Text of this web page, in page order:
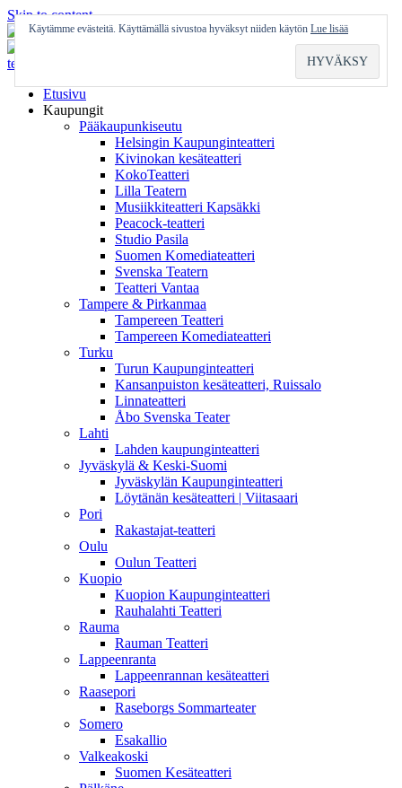
Skip to content
Etusivu
Kaupungit
Pääkaupunkiseutu
Helsingin Kaupunginteatteri
Kivinokan kesäteatteri
KokoTeatteri
Lilla Teatern
Musiikkiteatteri Kapsäkki
Peacock-teatteri
Studio Pasila
Suomen Komediateatteri
Svenska Teatern
Teatteri Vantaa
Tampere & Pirkanmaa
Tampereen Teatteri
Tampereen Komediateatteri
Turku
Turun Kaupunginteatteri
Kansanpuiston kesäteatteri, Ruissalo
Linnateatteri
Åbo Svenska Teater
Lahti
Lahden kaupunginteatteri
Jyväskylä & Keski-Suomi
Jyväskylän Kaupunginteatteri
Löytänän kesäteatteri | Viitasaari
Pori
Rakastajat-teatteri
Oulu
Oulun Teatteri
Kuopio
Kuopion Kaupunginteatteri
Rauhalahti Teatteri
Rauma
Rauman Teatteri
Lappeenranta
Lappeenrannan kesäteatteri
Raasepori
Raseborgs Sommarteater
Somero
Esakallio
Valkeakoski
Suomen Kesäteatteri
Käytämme evästeitä. Käyttämällä sivustoa hyväksyt niiden käytön Lue lisää